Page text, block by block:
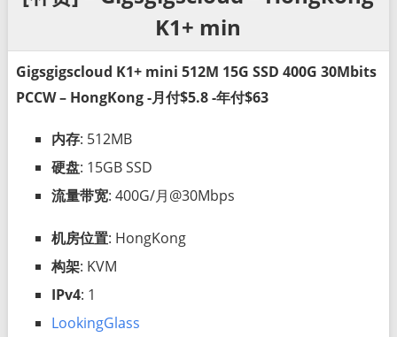
K1+ min
Gigsgigscloud K1+ mini 512M 15G SSD 400G 30Mbits
PCCW – HongKong -月付$5.8 -年付$63
内存: 512MB
硬盘: 15GB SSD
流量带宽: 400G/月@30Mbps
机房位置: HongKong
构架: KVM
IPv4: 1
LookingGlass